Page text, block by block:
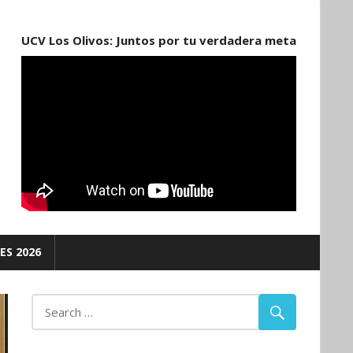
UCV Los Olivos: Juntos por tu verdadera meta
2026